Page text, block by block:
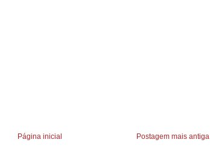
Postagem mais antiga
Página inicial